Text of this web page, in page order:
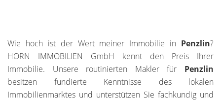
Wie hoch ist der Wert meiner Immobilie in Penzlin?
HORN IMMOBILIEN GmbH kennt den Preis Ihrer
Immobilie. Unsere routinierten Makler für Penzlin
besitzen fundierte Kenntnisse des lokalen
Immobilienmarktes und unterstützen Sie fachkundig und